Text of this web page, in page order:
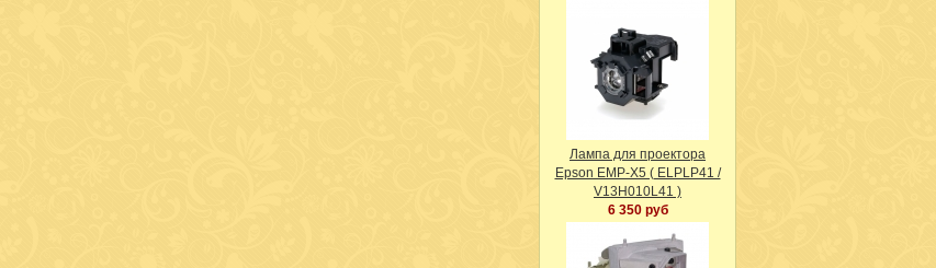
Лампа для проектора
Epson EMP-X5 ( ELPLP41 /
V13H010L41 )
6 350 руб